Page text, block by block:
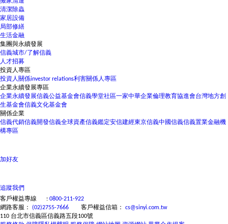
清潔除蟲
家居設備
局部修繕
生活金融
集團與永續發展
信義城市/了解信義
人才招募
投資人專區
投資人關係investor relations利害關係人專區
企業永續發展專區
企業永續發展信義公益基金會信義學堂社區一家中華企業倫理教育協進會台灣地方創
生基金會信義文化基金會
關係企業
信義代銷信義開發信義全球資產信義鑑定安信建經東京信義中國信義信義置業金融機
構專區
加好友
追蹤我們
客戶權益專線
: 0800-211-922
網路客服： (02)2755-7666 客戶權益信箱： cs@sinyi.com.tw
110 台北市信義區信義路五段100號